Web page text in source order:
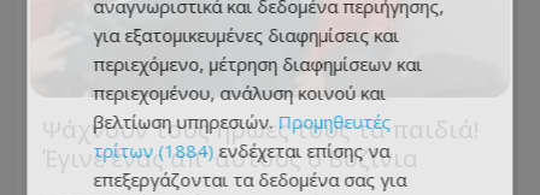
Ψάχνουν τους ήρωες τους τα παιδιά!
Έγινε ένας απ' αυτούς ο Βοζίνια
αναγνωριστικά και δεδομένα περιήγησης,
για εξατομικευμένες διαφημίσεις και
περιεχόμενο, μέτρηση διαφημίσεων και
περιεχομένου, ανάλυση κοινού και
βελτίωση υπηρεσιών. Προμηθευτές
τρίτων (1884) ενδέχεται επίσης να
επεξεργάζονται τα δεδομένα σας για